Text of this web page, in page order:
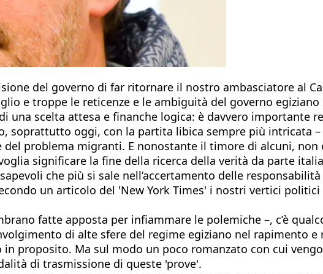
del governo di far ritornare il nostro ambasciatore al
e troppe le reticenze e le ambiguità del governo
scelta attesa e finanche logica: è davvero importante
soprattutto oggi, con la partita libica sempre più intricata –
del problema migranti. E nonostante il timore di alcuni,
significare la fine della ricerca della verità da parte
che più si sale nell’accertamento delle
un articolo del 'New York Times' i nostri vertici
fatte apposta per infiammare le polemiche –, c’è
di alte sfere del regime egiziano nel rapimento
proposito. Ma sul modo un poco romanzato con cui
di trasmissione di queste 'prove'.